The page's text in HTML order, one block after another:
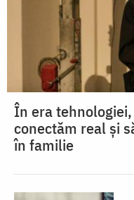
În era
conectăm real și
în familie